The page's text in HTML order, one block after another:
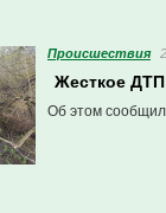
Проиcшествия
Жесткое
Об этом